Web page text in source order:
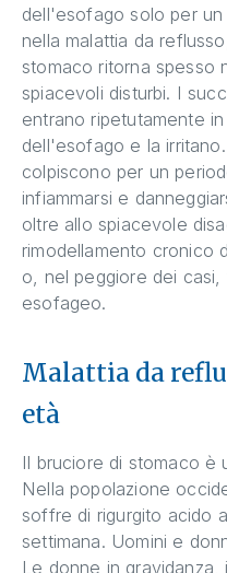
dell'esofago solo per un
nella malattia da
stomaco ritorna spesso
spiacevoli disturbi. I
entrano ripetutamente
dell'esofago e la
colpiscono per un
infiammarsi e
oltre allo spiacevole
rimodellamento cronico
o, nel peggiore dei
esofageo.
Malattia da
età
Il bruciore di stomaco è
Nella popolazione
soffre di rigurgito acido
settimana. Uomini e
Le donne in